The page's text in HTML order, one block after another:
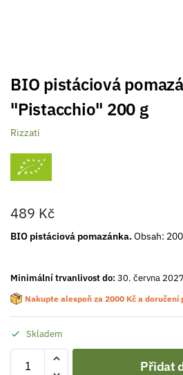
BIO pistáciová
"Pistacchio" 200 g
Rizzati
489 Kč
BIO pistáciová pomazánka.Obsah:
Minimální trvanlivost do: 30. června 2027
Nakupte alespoň za 2000 Kč a doručení
Skladem
Přidat